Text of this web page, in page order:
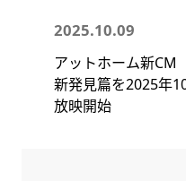
2025.10.09
アットホーム新CM
新発見篇を2025年
放映開始